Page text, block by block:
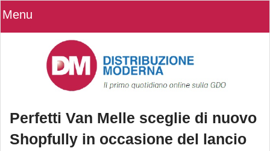
Menu
Perfetti Van Melle sceglie di nuovo
Shopfully in occasione del lancio